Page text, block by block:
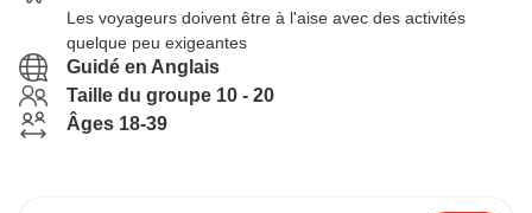
Les voyageurs doivent être à l'aise avec des activités
quelque peu exigeantes
Guidé en Anglais
Taille du groupe 10 - 20
Âges 18-39